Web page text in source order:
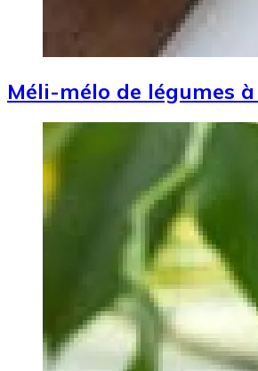
Méli-mélo de légumes à
Image